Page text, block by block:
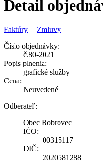
Detail
Faktúry | Zmluvy
Číslo objednávky:
č.80-2021
Popis plnenia:
grafické služby
Cena:
Neuvedené
Odberateľ:
Obec Bobrovec
IČO:
00315117
DIČ:
2020581288